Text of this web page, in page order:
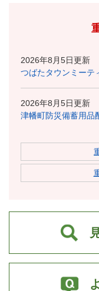
2026年8月5日更新
つばたタウンミーテ
2026年8月5日更新
津幡町防災備蓄用品